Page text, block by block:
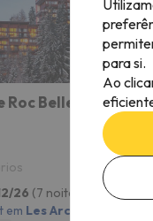
Roc Belle Face
26 (7 noites)
em Les Arcs
para si.
Ao